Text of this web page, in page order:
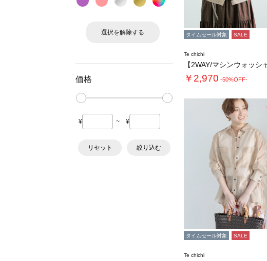
選択を解除する
価格
¥ ~ ¥
リセット 絞り込む
タイムセール対象 SALE
Te chichi
￥2,970 -50%OFF-
タイムセール対象 SALE
Te chichi